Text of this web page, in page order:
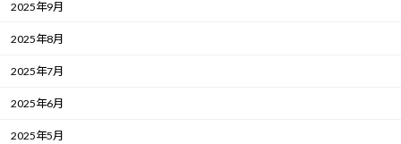
2025年9月
2025年8月
2025年7月
2025年6月
2025年5月